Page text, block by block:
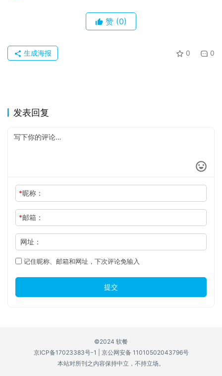
赞 (0)
0 0
生成海报
发表回复
*昵称：
*邮箱：
网址：
记住昵称、邮箱和网址，下次评论免输入
提交
©2024 软餐
京ICP备17023383号-1
京公网安备 11010502043796号
本站对所刊之内容保持中立，不持立场。